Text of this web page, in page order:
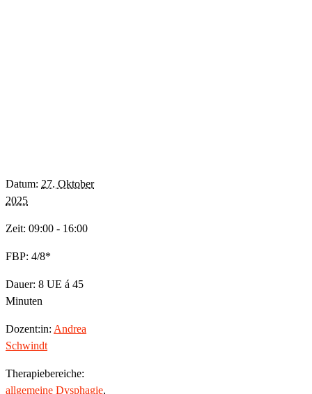
Datum: 27. Oktober
2025
Zeit: 09:00 - 16:00
FBP: 4/8*
Dauer: 8 UE á 45
Minuten
Dozent:in: Andrea
Schwindt
Therapiebereiche:
allgemeine Dysphagie,